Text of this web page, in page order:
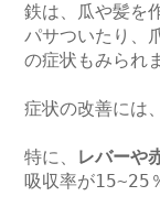
鉄は、瓜や髪を
パサついたり、
の症状もみられ
症状の改善には
特に、 レバーや
吸収率が15~25